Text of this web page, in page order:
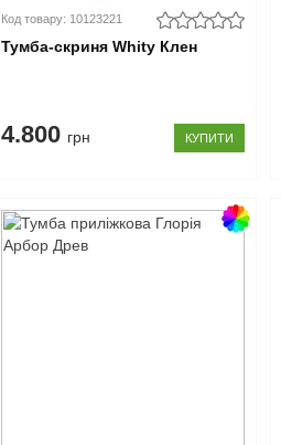
Код товару: 10123221
Тумба-скриня Whity Клен
4.800 грн КУПИТИ